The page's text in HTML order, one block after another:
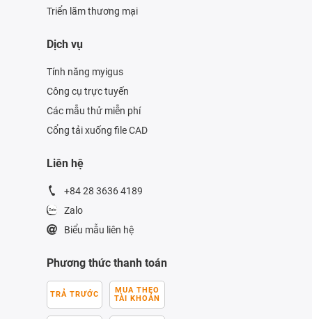
Triển lãm thương mại
Dịch vụ
Tính năng myigus
Công cụ trực tuyến
Các mẫu thử miễn phí
Cổng tải xuống file CAD
Liên hệ
+84 28 3636 4189
Zalo
Biểu mẫu liên hệ
Phương thức thanh toán
TRẢ TRƯỚC
MUA THEO
TÀI KHOẢN